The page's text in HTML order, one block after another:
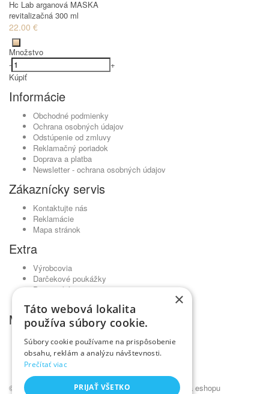
Hc Lab arganová MASKA
revitalizačná 300 ml
22.00 €
Množstvo
-
+
Kúpiť
Informácie
Obchodné podmienky
Ochrana osobných údajov
Odstúpenie od zmluvy
Reklamačný poriadok
Doprava a platba
Newsletter - ochrana osobných údajov
Zákaznícky servis
Kontaktujte nás
Reklamácie
Mapa stránok
Extra
Výrobcovia
Darčekové poukážky
Partnerský program
Môj účet
Môj účet
História objednávok
Obľúbené produkty
Novinky
© Kadernícky veľkoobchod •NajReklama.sk - tvorba eshopu
×
Táto webová lokalita
používa súbory cookie.
Súbory cookie používame na prispôsobenie
obsahu, reklám a analýzu návštevnosti.
Prečítať viac
PRIJAŤ VŠETKO